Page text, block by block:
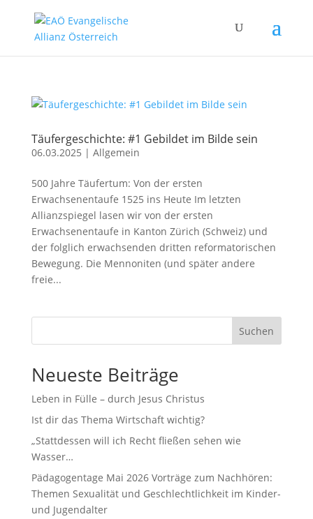
Täufergeschichte: #1 Gebildet im Bilde sein
06.03.2025 | Allgemein
500 Jahre Täufertum: Von der ersten
Erwachsenentaufe 1525 ins Heute Im letzten
Allianzspiegel lasen wir von der ersten
Erwachsenentaufe in Kanton Zürich (Schweiz) und
der folglich erwachsenden dritten reformatorischen
Bewegung. Die Mennoniten (und später andere
freie...
Suchen
Neueste Beiträge
Leben in Fülle – durch Jesus Christus
Ist dir das Thema Wirtschaft wichtig?
„Stattdessen will ich Recht fließen sehen wie
Wasser…
Pädagogentage Mai 2026 Vorträge zum Nachhören:
Themen Sexualität und Geschlechtlichkeit im Kinder-
und Jugendalter